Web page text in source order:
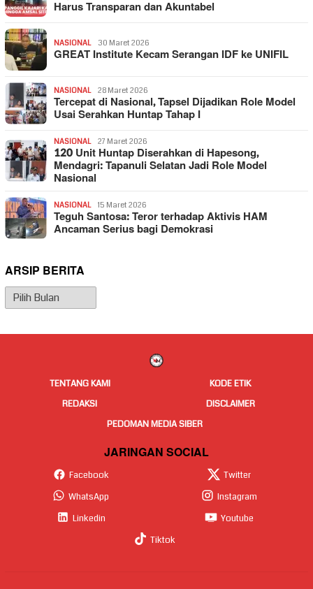
Harus Transparan dan Akuntabel
NASIONAL 30 Maret 2026
GREAT Institute Kecam Serangan IDF ke UNIFIL
NASIONAL 28 Maret 2026
Tercepat di Nasional, Tapsel Dijadikan Role Model
Usai Serahkan Huntap Tahap I
NASIONAL 27 Maret 2026
120 Unit Huntap Diserahkan di Hapesong,
Mendagri: Tapanuli Selatan Jadi Role Model
Nasional
NASIONAL 15 Maret 2026
Teguh Santosa: Teror terhadap Aktivis HAM
Ancaman Serius bagi Demokrasi
ARSIP BERITA
Arsip
Berita
TENTANG KAMI
KODE ETIK
REDAKSI
DISCLAIMER
PEDOMAN MEDIA SIBER
JARINGAN SOCIAL
Facebook
Twitter
WhatsApp
Instagram
Linkedin
Youtube
Tiktok